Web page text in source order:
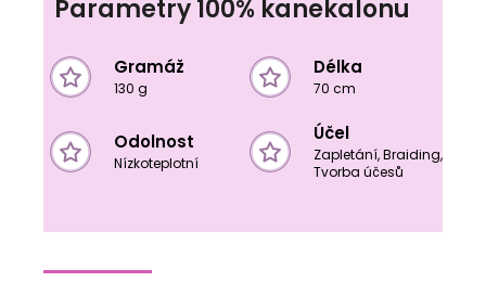
Parametry 100% kanekalonu
Gramáž
130 g
Délka
70 cm
Odolnost
Nízkoteplotní
Účel
Zapletání, Braiding,
Tvorba účesů